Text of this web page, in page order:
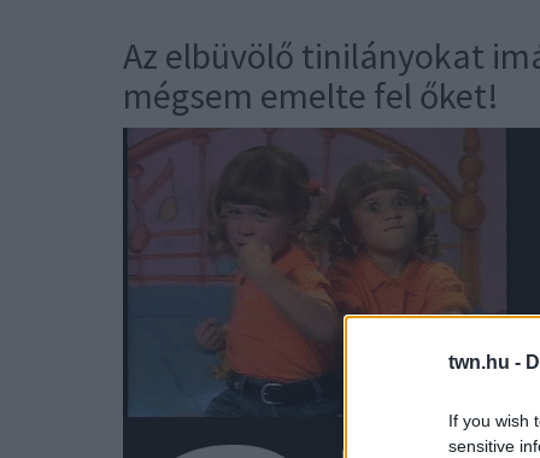
twn.hu -
If you wish
sensitive
Az elbüvölő tinilányokat
mégsem emelte fel őket!